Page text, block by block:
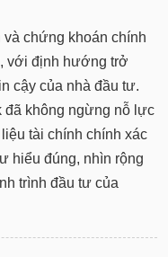
và chứng khoán chính
với định hướng trở
cậy của nhà đầu tư.
đã không ngừng nỗ lực
tài chính chính xác
hiểu đúng, nhìn rộng
trình đầu tư của